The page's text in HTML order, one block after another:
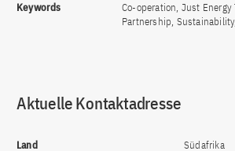
Keywords
Co-operation, Just Energy
Partnership,
Aktuelle Kontaktadresse
Land Südafrika